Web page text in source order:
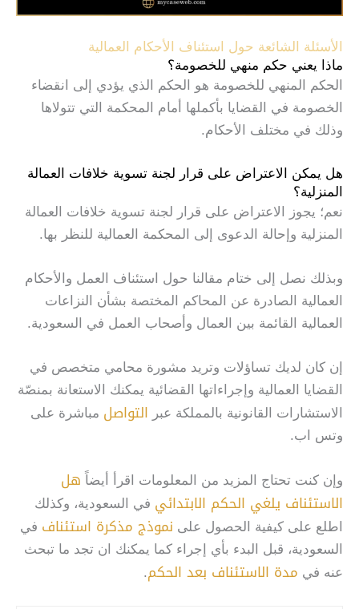
الأسئلة الشائعة حول استئناف الأحكام العمالية
ماذا يعني حكم منهي للخصومة؟
الحكم المنهي للخصومة هو الحكم الذي يؤدي إلى انقضاء
الخصومة في القضايا بأكملها أمام المحكمة التي تتولاها
وذلك في مختلف الأحكام.
هل يمكن الاعتراض على قرار لجنة تسوية خلافات العمالة
المنزلية؟
نعم؛ يجوز الاعتراض على قرار لجنة تسوية خلافات العمالة
المنزلية وإحالة الدعوى إلى المحكمة العمالية للنظر بها.
وبذلك نصل إلى ختام مقالنا حول استئناف العمل والأحكام
العمالية الصادرة عن المحاكم المختصة بشأن النزاعات
العمالية القائمة بين العمال وأصحاب العمل في السعودية.
إن كان لديك تساؤلات وتريد مشورة محامي متخصص في
القضايا العمالية وإجراءاتها القضائية يمكنك الاستعانة بمنصّة
الاستشارات القانونية بالمملكة عبر التواصل مباشرة على
وتس اب.
وإن كنت تحتاج المزيد من المعلومات اقرأ أيضاً هل
الاستئناف يلغي الحكم الابتدائي في السعودية، وكذلك
اطلع على كيفية الحصول على نموذج مذكرة استئناف في
السعودية، قبل البدء بأي إجراء كما يمكنك ان تجد ما تبحث
عنه في مدة الاستئناف بعد الحكم.